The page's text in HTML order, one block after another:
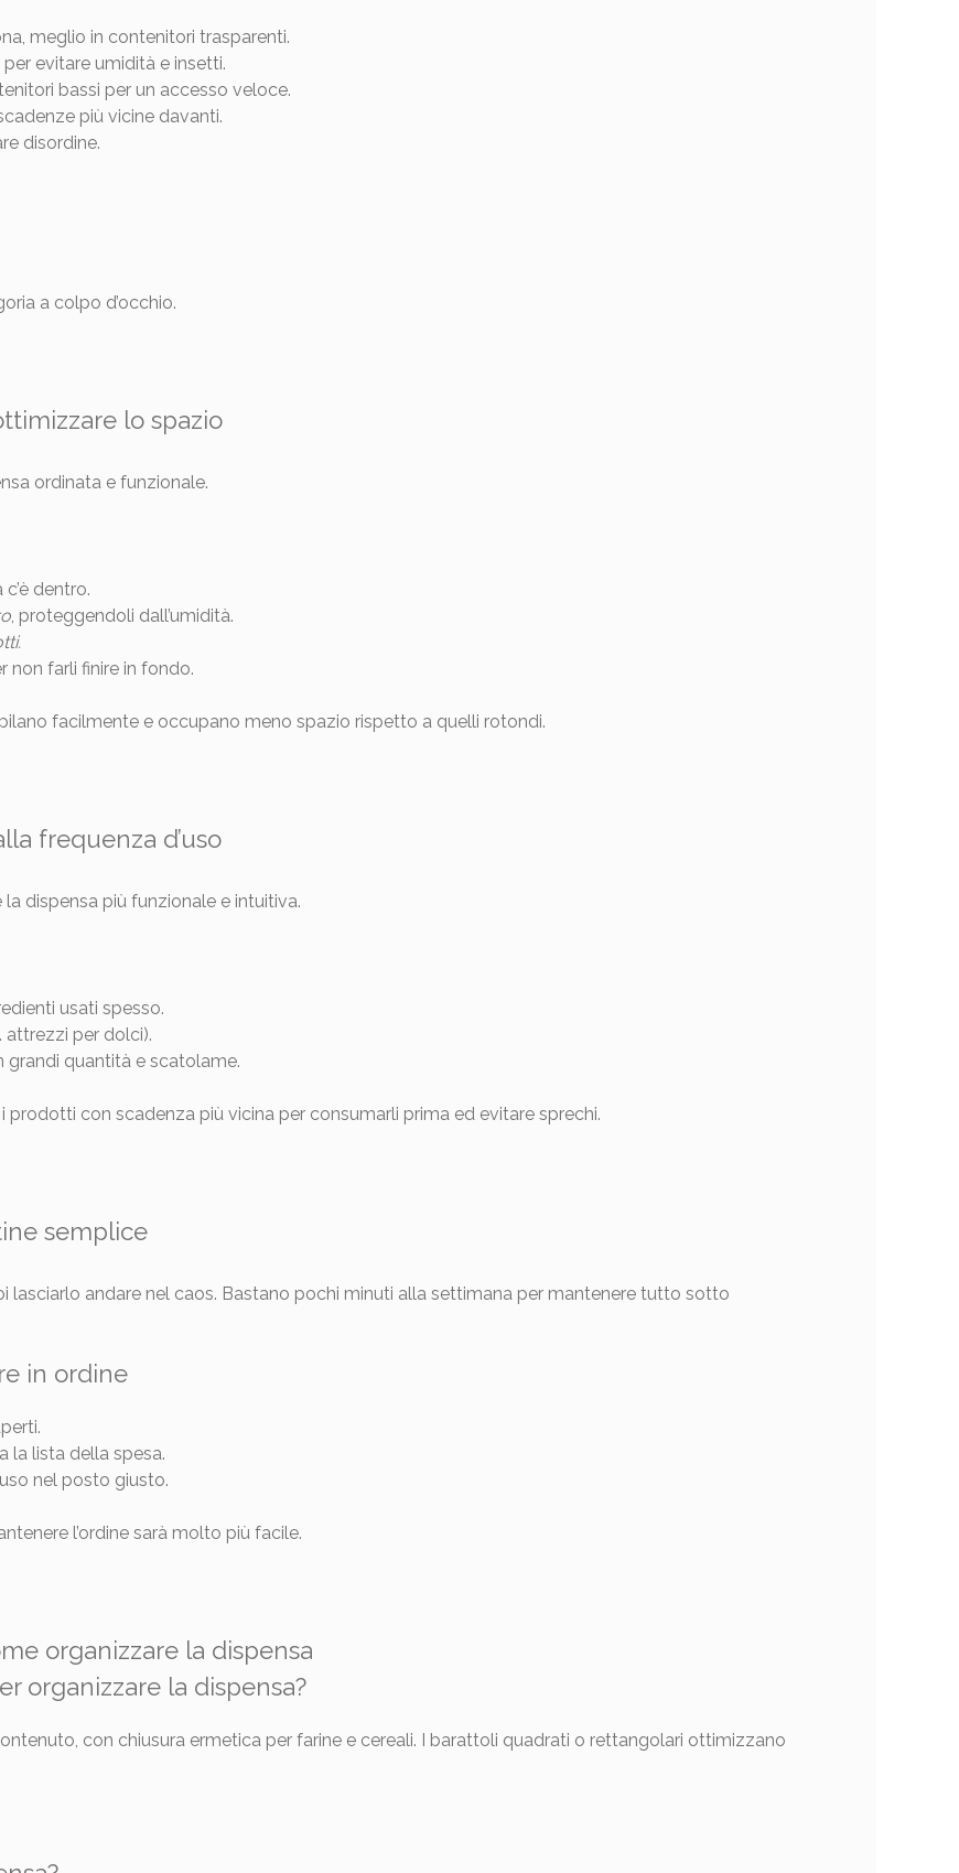
meglio in contenitori trasparenti.
evitare umidità e insetti.
bassi per un accesso veloce.
più vicine davanti.
disordine.
a colpo d’occhio.
lo spazio
ordinata e funzionale.
dentro.
, proteggendoli dall’umidità.
non farli finire in fondo.
facilmente e occupano meno spazio rispetto a quelli rotondi.
frequenza d’uso
dispensa più funzionale e intuitiva.
usati spesso.
per dolci).
quantità e scatolame.
con scadenza più vicina per consumarli prima ed evitare sprechi.
semplice
lasciarlo andare nel caos. Bastano pochi minuti alla settimana per mantenere tutto sotto
in ordine
la lista della spesa.
nel posto giusto.
l’ordine sarà molto più facile.
organizzare la dispensa
organizzare la dispensa?
con chiusura ermetica per farine e cereali. I barattoli quadrati o rettangolari ottimizzano